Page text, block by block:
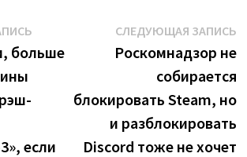
Предыдущая
запись:
больше
если
СЛЕДУЮЩАЯ ЗАПИСЬ
Роскомнадзор не
собирается
блокировать Steam, но
и разблокировать
Discord тоже не хочет